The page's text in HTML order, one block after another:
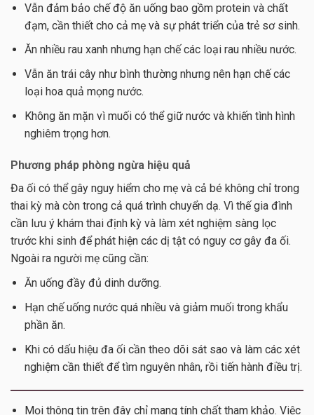
Vẫn đảm bảo chế độ ăn uống bao gồm protein và chất
đạm, cần thiết cho cả mẹ và sự phát triển của trẻ sơ sinh.
Ăn nhiều rau xanh nhưng hạn chế các loại rau nhiều nước.
Vẫn ăn trái cây như bình thường nhưng nên hạn chế các
loại hoa quả mọng nước.
Không ăn mặn vì muối có thể giữ nước và khiến tình hình
nghiêm trọng hơn.
Phương pháp phòng ngừa hiệu quả
Đa ối có thể gây nguy hiểm cho mẹ và cả bé không chỉ trong
thai kỳ mà còn trong cả quá trình chuyển dạ. Vì thế gia đình
cần lưu ý khám thai định kỳ và làm xét nghiệm sàng lọc
trước khi sinh để phát hiện các dị tật có nguy cơ gây đa ối.
Ngoài ra người mẹ cũng cần:
Ăn uống đầy đủ dinh dưỡng.
Hạn chế uống nước quá nhiều và giảm muối trong khẩu
phần ăn.
Khi có dấu hiệu đa ối cần theo dõi sát sao và làm các xét
nghiệm cần thiết để tìm nguyên nhân, rồi tiến hành điều trị.
Mọi thông tin trên đây chỉ mang tính chất tham khảo. Việc